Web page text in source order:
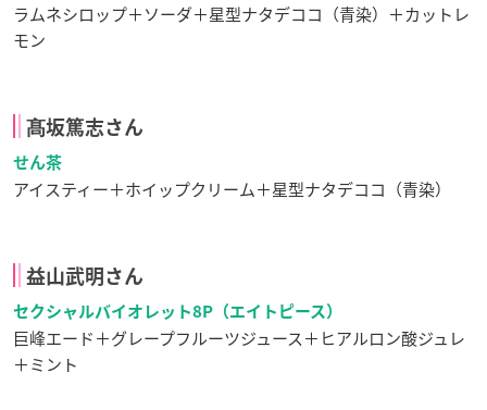
ラムネシロップ＋ソーダ＋星型ナタデココ（青染）＋カットレ
モン
髙坂篤志さん
せん茶
アイスティー＋ホイップクリーム＋星型ナタデココ（青染）
益山武明さん
セクシャルバイオレット8P（エイトピース）
巨峰エード＋グレープフルーツジュース＋ヒアルロン酸ジュレ
＋ミント